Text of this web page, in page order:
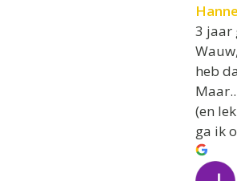
3 jaar
heb
(en
ga ik